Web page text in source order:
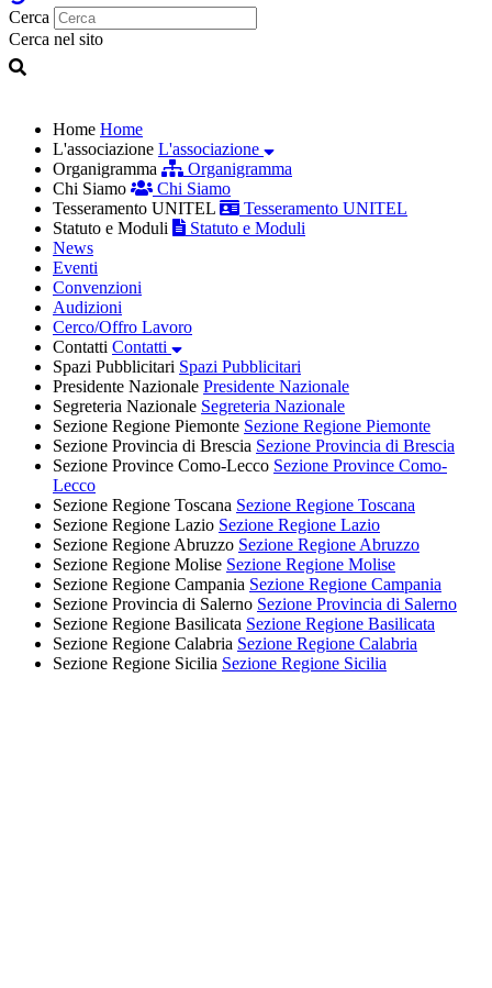
Cerca
Cerca nel sito
Home Home
L'associazione L'associazione
Organigramma
Organigramma
Chi Siamo
Chi Siamo
Tesseramento UNITEL
Tesseramento UNITEL
Statuto e Moduli
Statuto e Moduli
News
Eventi
Convenzioni
Audizioni
Cerco/Offro Lavoro
Contatti Contatti
Spazi Pubblicitari Spazi Pubblicitari
Presidente Nazionale Presidente Nazionale
Segreteria Nazionale Segreteria Nazionale
Sezione Regione Piemonte Sezione Regione Piemonte
Sezione Provincia di Brescia Sezione Provincia di Brescia
Sezione Province Como-Lecco Sezione Province Como-
Lecco
Sezione Regione Toscana Sezione Regione Toscana
Sezione Regione Lazio Sezione Regione Lazio
Sezione Regione Abruzzo Sezione Regione Abruzzo
Sezione Regione Molise Sezione Regione Molise
Sezione Regione Campania Sezione Regione Campania
Sezione Provincia di Salerno Sezione Provincia di Salerno
Sezione Regione Basilicata Sezione Regione Basilicata
Sezione Regione Calabria Sezione Regione Calabria
Sezione Regione Sicilia Sezione Regione Sicilia